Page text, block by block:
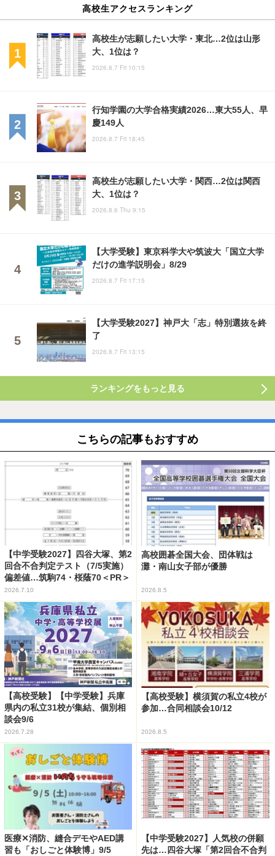
高校生アクセスランキング
高校生が志願したい大学・東北…2位は山形
大、1位は？
2026.8.7 Fri 10:15
行知学園の大学合格実績2026…東大55人、早
慶149人
2026.8.7 Fri 18:45
高校生が志願したい大学・関西…2位は関西
大、1位は？
2026.8.6 Thu 9:15
【大学受験】東京科学大や筑波大「国立大学
だけの進学説明会」8/29
2026.8.7 Fri 17:15
【大学受験2027】神戸大「志」特別選抜を終
了
2026.8.7 Fri 13:15
ランキングをもっと見る
こちらの記事もおすすめ
【中学受験2027】四谷大塚、第2
回合不合判定テスト（7/5実施）
偏差値…筑駒74・桜蔭70＜PR＞
2026.7.10
高校囲碁全国大会、団体戦は
灘・南山女子部が優勝
2026.8.5
【高校受験】【中学受験】兵庫
県内の私立31校が集結、個別相
談会9/6
2026.7.28
【高校受験】横須賀の私立4校が
参加…合同相談会10/12
2026.8.5
医療✕消防、縫合デモやAED講
習も「おしごと体験博」9/5
【中学受験2027】人気校の併願
先は…四谷大塚「第2回合不合判